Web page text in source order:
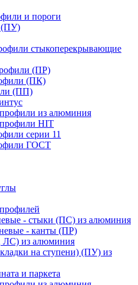
и пороги
(ПУ)
стыкоперекрывающие
(ПР)
(ПК)
(ПП)
из алюминия
HIT
серии 11
ГОСТ
- стыки (ПС) из алюминия
- канты (ПР)
из алюминия
на ступени) (ПУ) из
и паркета